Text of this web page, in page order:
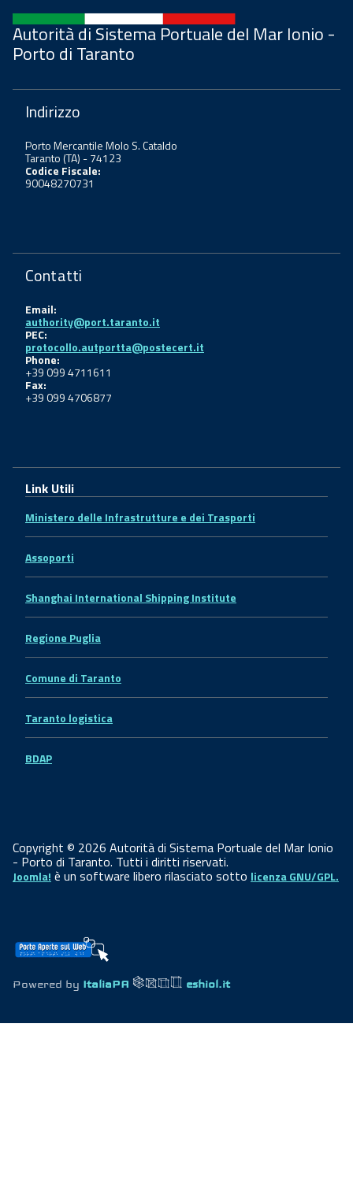
Autorità di Sistema Portuale del Mar Ionio -
Porto di Taranto
Indirizzo
Porto Mercantile Molo S. Cataldo
Taranto (TA) - 74123
Codice Fiscale:
90048270731
Contatti
Email:
authority@port.taranto.it
PEC:
protocollo.autportta@postecert.it
Phone:
+39 099 4711611
Fax:
+39 099 4706877
Link Utili
Ministero delle Infrastrutture e dei Trasporti
Assoporti
Shanghai International Shipping Institute
Regione Puglia
Comune di Taranto
Taranto logistica
BDAP
Copyright © 2026 Autorità di Sistema Portuale del Mar Ionio
- Porto di Taranto. Tutti i diritti riservati.
Joomla! è un software libero rilasciato sotto licenza GNU/GPL.
Powered by ItaliaPA eshiol.it